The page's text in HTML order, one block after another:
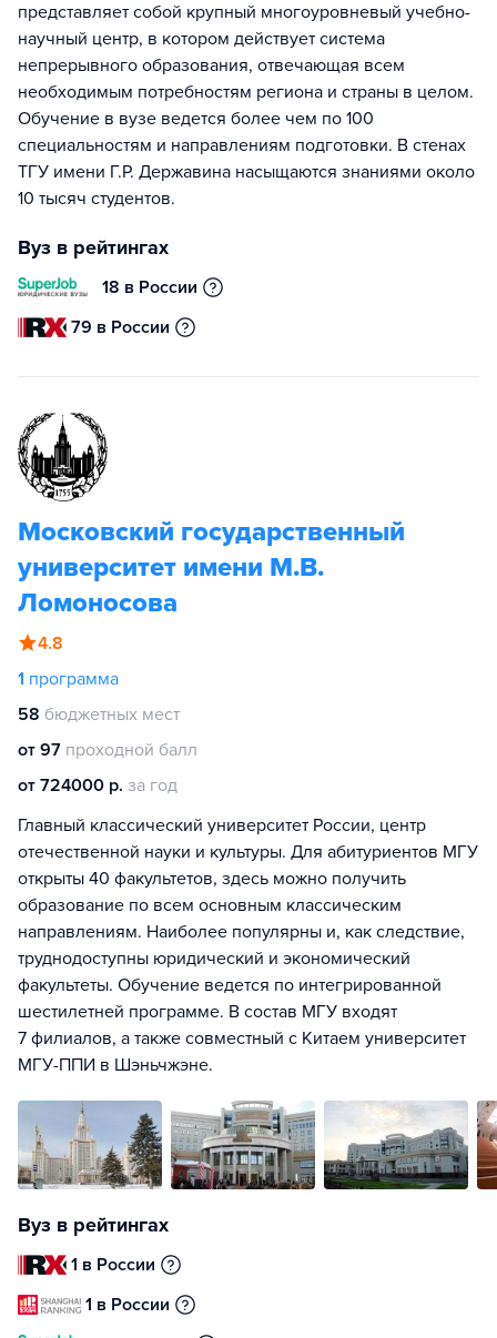
представляет собой крупный многоуровневый учебно-
научный центр, в котором действует система
непрерывного образования, отвечающая всем
необходимым потребностям региона и страны в целом.
Обучение в вузе ведется более чем по 100
специальностям и направлениям подготовки. В стенах
ТГУ имени Г.Р. Державина насыщаются знаниями около
10 тысяч студентов.
Вуз в рейтингах
18 в России
79 в России
Московский государственный
университет имени М.В.
Ломоносова
4.8
1 программа
58 бюджетных мест
от 97 проходной балл
от 724000 р. за год
Главный классический университет России, центр
отечественной науки и культуры. Для абитуриентов МГУ
открыты 40 факультетов, здесь можно получить
образование по всем основным классическим
направлениям. Наиболее популярны и, как следствие,
труднодоступны юридический и экономический
факультеты. Обучение ведется по интегрированной
шестилетней программе. В состав МГУ входят
7 филиалов, а также совместный с Китаем университет
МГУ-ППИ в Шэньчжэне.
Вуз в рейтингах
1 в России
1 в России